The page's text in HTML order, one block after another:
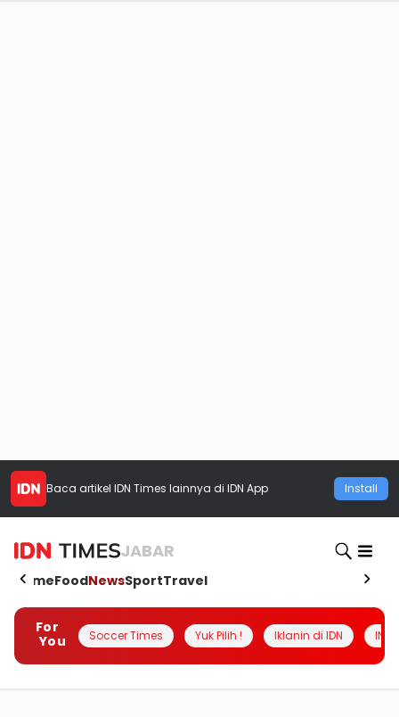
Baca artikel IDN Times lainnya di IDN App Install
JABAR
HomeFoodNewsSportTravel
For
You
Soccer Times Yuk Pilih ! Iklanin di IDN